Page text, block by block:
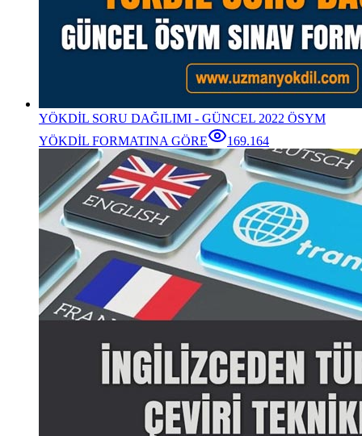
YÖKDİL SORU DAĞILIMI - GÜNCEL 2022 ÖSYM
YÖKDİL FORMATINA GÖRE
169.164